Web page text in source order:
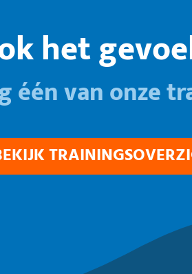
het
één van onze